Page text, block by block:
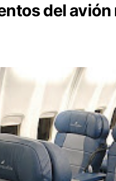
del avión